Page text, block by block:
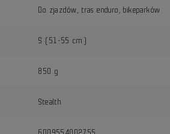
Do zjazdów, tras enduro, bikeparków
S (51-55 cm)
850 g
Stealth